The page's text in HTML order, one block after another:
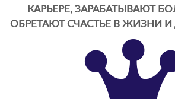
КАРЬЕРЕ, ЗАРАБАТЫВАЮТ
ОБРЕТАЮТ СЧАСТЬЕ В ЖИЗНИ И